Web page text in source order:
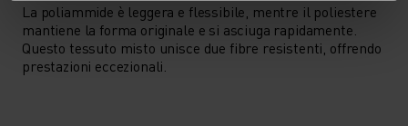
La poliammide è leggera e flessibile, mentre il poliestere
mantiene la forma originale e si asciuga rapidamente.
Questo tessuto misto unisce due fibre resistenti, offrendo
prestazioni eccezionali.